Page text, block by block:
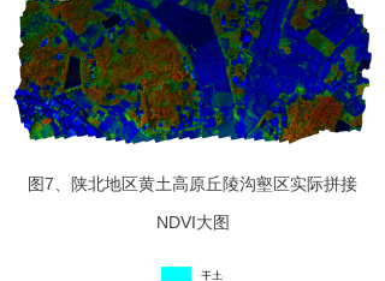
图7 、陕北地区黄土高原丘陵沟壑区实际拼接
NDVI大图